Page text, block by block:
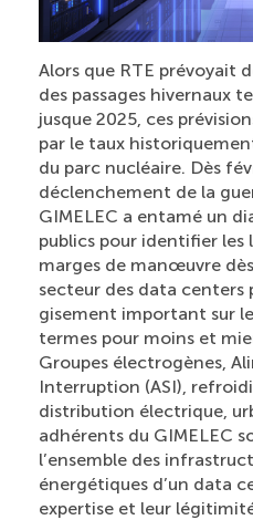
Alors que RTE prévoyait
des passages hivernaux
jusque 2025, ces
par le taux
du parc nucléaire. Dès
déclenchement de la
GIMELEC a entamé un
publics pour identifier les
marges de manœuvre
secteur des data centers
gisement important sur
termes pour moins et
Groupes électrogènes,
Interruption (ASI),
distribution électrique,
adhérents du GIMELEC
l’ensemble des
énergétiques d’un data
expertise et leur